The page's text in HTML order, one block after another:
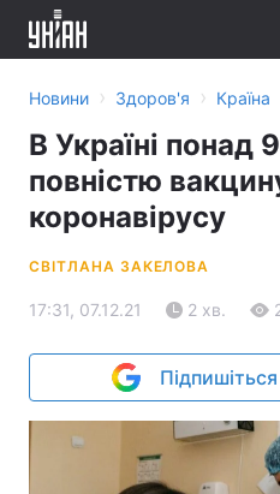
Новини › Здоров'я › Країна
В Україні понад
повністю
коронавірусу
СВІТЛАНА ЗАКЕЛОВА
17:31, 07.12.21 2 хв.